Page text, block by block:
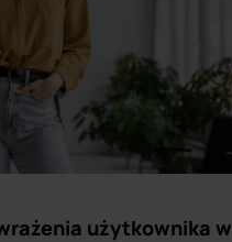
użytkownika w